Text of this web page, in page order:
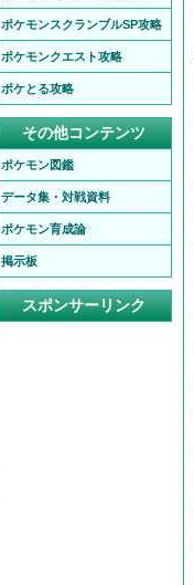
ポケモンスクランブルSP攻略
ポケモンクエスト攻略
ポケとる攻略
その他コンテンツ
ポケモン図鑑
データ集・対戦資料
ポケモン育成論
掲示板
スポンサーリンク